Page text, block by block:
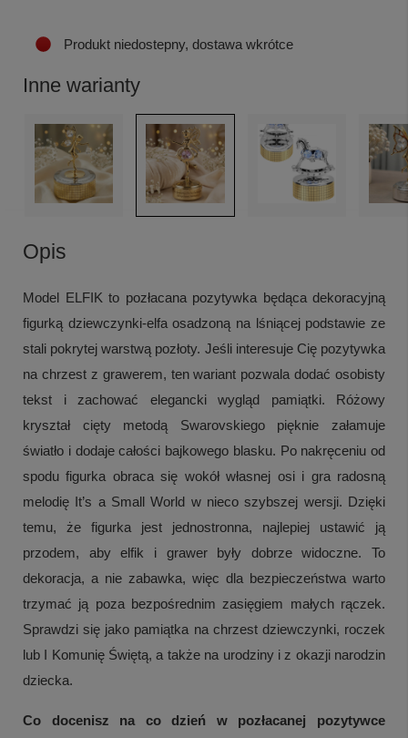
Produkt niedostepny, dostawa wkrótce
Inne warianty
Opis
Model ELFIK to pozłacana pozytywka będąca dekoracyjną
figurką dziewczynki-elfa osadzoną na lśniącej podstawie ze
stali pokrytej warstwą pozłoty. Jeśli interesuje Cię pozytywka
na chrzest z grawerem, ten wariant pozwala dodać osobisty
tekst i zachować elegancki wygląd pamiątki. Różowy
kryształ cięty metodą Swarovskiego pięknie załamuje
światło i dodaje całości bajkowego blasku. Po nakręceniu od
spodu figurka obraca się wokół własnej osi i gra radosną
melodię It’s a Small World w nieco szybszej wersji. Dzięki
temu, że figurka jest jednostronna, najlepiej ustawić ją
przodem, aby elfik i grawer były dobrze widoczne. To
dekoracja, a nie zabawka, więc dla bezpieczeństwa warto
trzymać ją poza bezpośrednim zasięgiem małych rączek.
Sprawdzi się jako pamiątka na chrzest dziewczynki, roczek
lub I Komunię Świętą, a także na urodziny i z okazji narodzin
dziecka.
Co docenisz na co dzień w pozłacanej pozytywce